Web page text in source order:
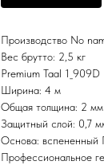
Производство No
Вес брутто: 2,5 кг
Premium Taal 1_909D
Ширина: 4 м
Общая толщина: 2 мм
Защитный слой: 0,7
Основа: вспененный
Профессиональное